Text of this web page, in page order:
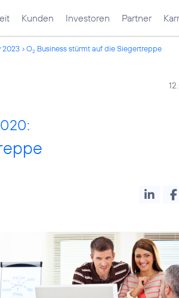
Kunden Investoren Partner
2023 O2 Business stürmt auf die Siegertreppe